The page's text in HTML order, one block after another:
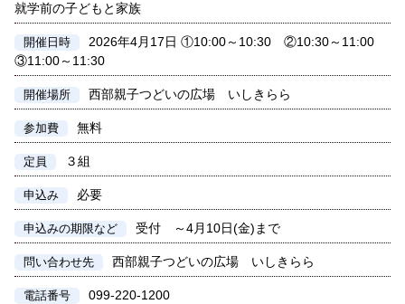
就学前の子どもと家族
開催日時
2026年4月17日 ①10:00～10:30 ②10:30～11:00
③11:00～11:30
開催場所 西部親子つどいの広場 いしきらら
参加費 無料
定員 ３組
申込み 必要
申込みの期限など 受付 ～4月10日(金)まで
問い合わせ先 西部親子つどいの広場 いしきらら
電話番号 099-220-1200